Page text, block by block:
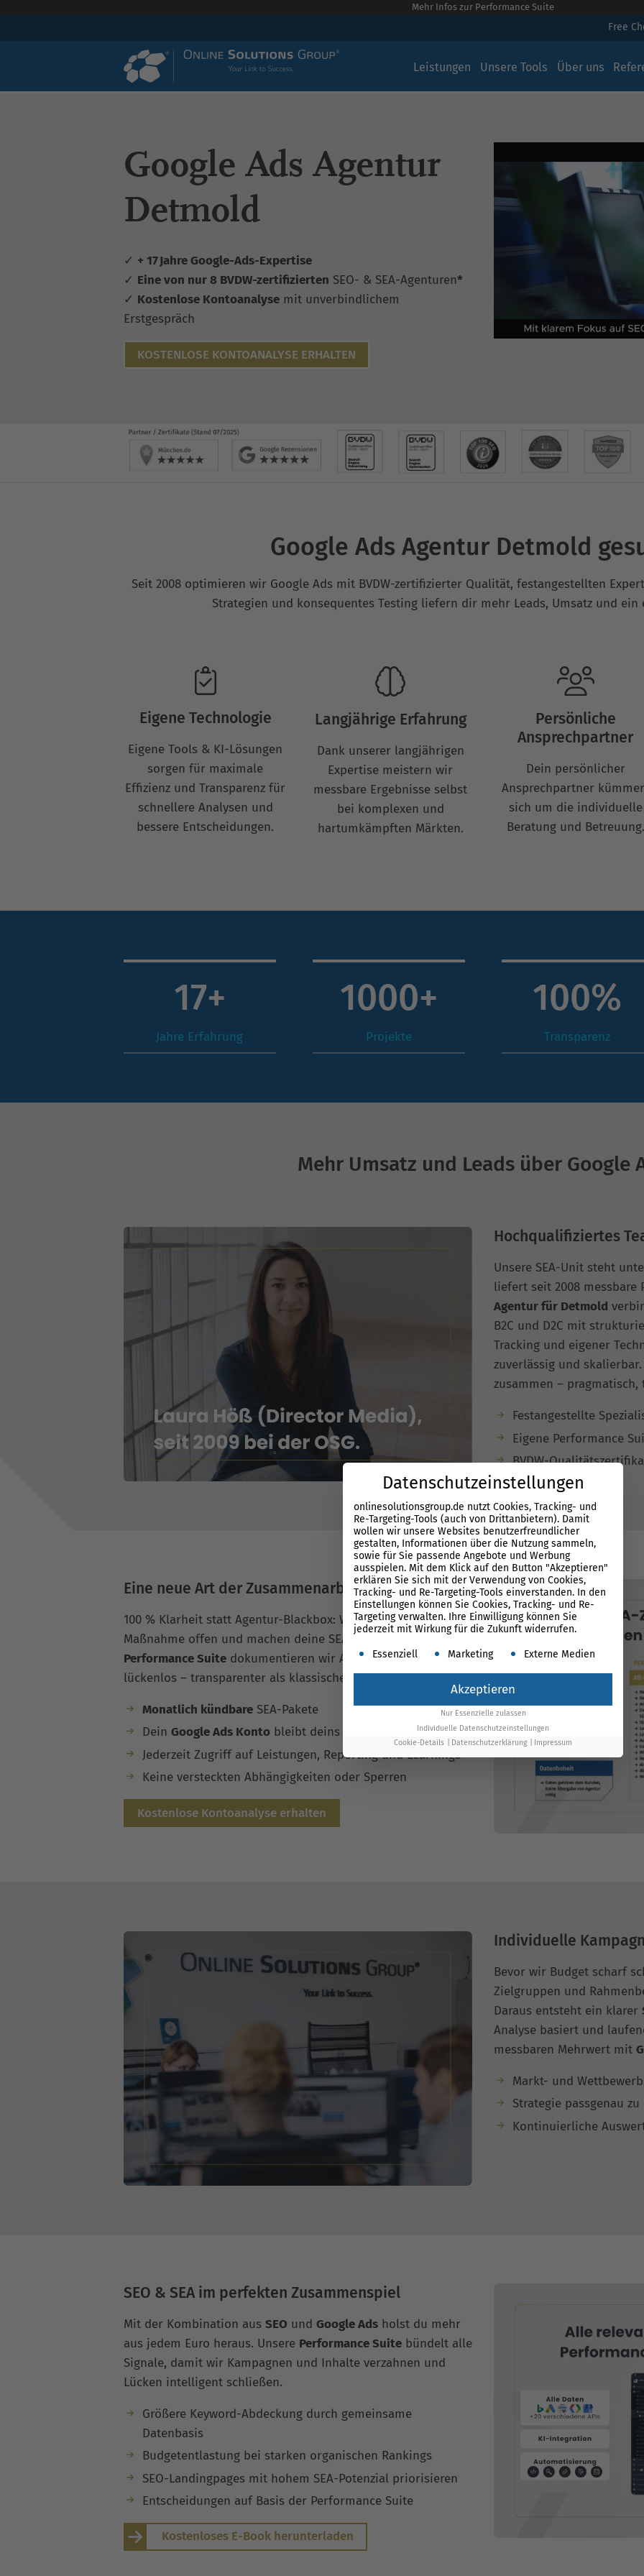
Mehr Infos zur Performance Suite
Free
Leistungen Unsere Tools Über uns
Google Ads Agentur
Detmold
✓ + 17 Jahre Google-Ads-Expertise
✓ Eine von nur 8 BVDW-zertifizierten SEO- & SEA-Agenturen*
✓ Kostenlose Kontoanalyse mit unverbindlichem
Erstgespräch
KOSTENLOSE KONTOANALYSE ERHALTEN
Google Ads Agentur Detmold
Seit 2008 optimieren wir Google Ads mit BVDW-zertifizierter Qualität, festangestellten
Strategien und konsequentes Testing liefern dir mehr Leads, Umsatz und ein
Eigene Technologie
Eigene Tools & KI-Lösungen
sorgen für maximale
Effizienz und Transparenz für
schnellere Analysen und
bessere Entscheidungen.
Langjährige Erfahrung
Dank unserer langjährigen
Expertise meistern wir
messbare Ergebnisse selbst
bei komplexen und
hartumkämpften Märkten.
Persönliche
Ansprechpartner
Dein persönlicher
Ansprechpartner
sich um die individuelle
Beratung und Betreuung.
17+
Jahre Erfahrung
1000+
Projekte
100%
Transparenz
Mehr Umsatz und Leads über Google
Hochqualifiziertes
Unsere SEA-Unit steht
liefert seit 2008 messbare
Agentur für Detmold
B2C und D2C mit
Tracking und eigener
zuverlässig und
zusammen –
Festangestellte
Eigene Performance
BVDW-
Eine neue Art der Zusammenarbeit
100 % Klarheit statt Agentur-Blackbox: Wir legen jede
Maßnahme offen und machen deine SEA sichtbar. Mit unserer
Performance Suite dokumentieren wir Arbeit und Resultate
lückenlos – transparenter als klassische Google Ads Anbieter.
Monatlich kündbareSEA-Pakete
Dein Google Ads Kontobleibt deins
Jederzeit Zugriff auf Leistungen, Reporting und Learnings
Keine versteckten Abhängigkeiten oder Sperren
Kostenlose Kontoanalyse erhalten
Individuelle
Bevor wir Budget scharf
Zielgruppen und
Daraus entsteht ein klarer
Analyse basiert und
messbaren Mehrwert mit
Markt- und
Strategie passgenau
Kontinuierliche
SEO & SEA im perfekten Zusammenspiel
Mit der Kombination aus SEO und Google Ads holst du mehr
aus jedem Euro heraus. Unsere Performance Suite bündelt alle
Signale, damit wir Kampagnen und Inhalte verzahnen und
Lücken intelligent schließen.
Größere Keyword-Abdeckung durch gemeinsame
Datenbasis
Budgetentlastung bei starken organischen Rankings
SEO-Landingpages mit hohem SEA-Potenzial priorisieren
Entscheidungen auf Basis der Performance Suite
Kostenloses E-Book herunterladen
Datenschutzeinstellungen
onlinesolutionsgroup.de nutzt Cookies, Tracking- und
Re-Targeting-Tools (auch von Drittanbietern). Damit
wollen wir unsere Websites benutzerfreundlicher
gestalten, Informationen über die Nutzung sammeln,
sowie für Sie passende Angebote und Werbung
ausspielen. Mit dem Klick auf den Button "Akzeptieren"
erklären Sie sich mit der Verwendung von Cookies,
Tracking- und Re-Targeting-Tools einverstanden. In den
Einstellungen können Sie Cookies, Tracking- und Re-
Targeting verwalten. Ihre Einwilligung können Sie
jederzeit mit Wirkung für die Zukunft widerrufen.
Es folgt eine Liste der Service-Gruppen, für die
Essenziell Marketing Externe Medien
Akzeptieren
Nur Essenzielle zulassen
Individuelle Datenschutzeinstellungen
Cookie-Details
Datenschutzerklärung Impressum